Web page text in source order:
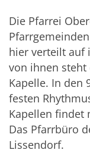
Die Pfarrei
hier verteilt auf
von ihnen steht
Kapelle. In den
festen
Kapellen findet
Das Pfarrbüro
Lissendorf.